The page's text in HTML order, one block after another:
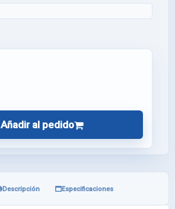
Añadir al pedido
Descripción Especificaciones